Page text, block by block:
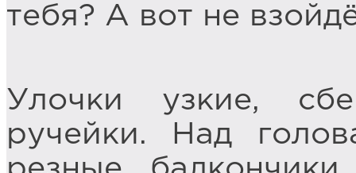
тебя? А вот не
Улочки узкие,
ручейки. Над